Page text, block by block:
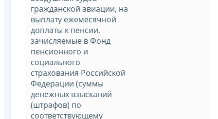
гражданской авиации, на
выплату ежемесячной
доплаты к пенсии,
зачисляемые в Фонд
пенсионного и
социального
страхования Российской
Федерации (суммы
денежных взысканий
(штрафов) по
соответствующему